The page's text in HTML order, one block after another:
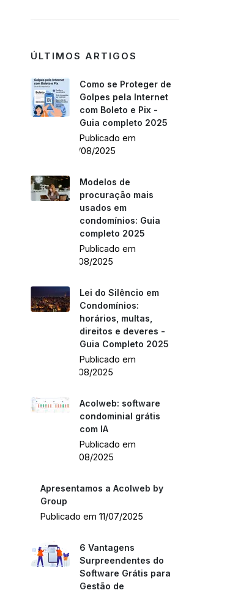
ÚLTIMOS ARTIGOS
Como se Proteger de
Golpes pela Internet
com Boleto e Pix -
Guia completo 2025
Publicado em
26/08/2025
Modelos de
procuração mais
usados em
condomínios: Guia
completo 2025
Publicado em
21/08/2025
Lei do Silêncio em
Condomínios:
horários, multas,
direitos e deveres -
Guia Completo 2025
Publicado em
21/08/2025
Acolweb: software
condominial grátis
com IA
Publicado em
18/08/2025
Apresentamos a Acolweb by
Group
Publicado em 11/07/2025
6 Vantagens
Surpreendentes do
Software Grátis para
Gestão de